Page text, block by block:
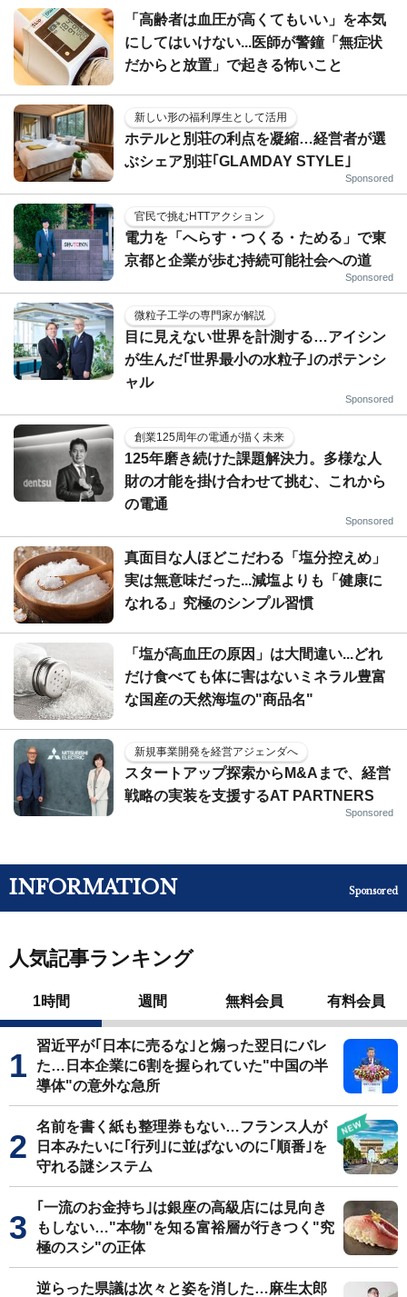
「高齢者は血圧が高くてもいい」を本気
にしてはいけない...医師が警鐘「無症状
だからと放置」で起きる怖いこと
新しい形の福利厚生として活用
ホテルと別荘の利点を凝縮…経営者が選
ぶシェア別荘｢GLAMDAY STYLE｣
Sponsored
官民で挑むHTTアクション
電力を「へらす・つくる・ためる」で東
京都と企業が歩む持続可能社会への道
Sponsored
微粒子工学の専門家が解説
目に見えない世界を計測する…アイシン
が生んだ｢世界最小の水粒子｣のポテンシ
ャル
Sponsored
創業125周年の電通が描く未来
125年磨き続けた課題解決力。多様な人
財の才能を掛け合わせて挑む、これから
の電通
Sponsored
真面目な人ほどこだわる「塩分控えめ」
実は無意味だった...減塩よりも「健康に
なれる」究極のシンプル習慣
「塩が高血圧の原因」は大間違い...どれ
だけ食べても体に害はないミネラル豊富
な国産の天然海塩の"商品名"
新規事業開発を経営アジェンダへ
スタートアップ探索からM&Aまで、経営
戦略の実装を支援するAT PARTNERS
Sponsored
INFORMATION Sponsored
人気記事ランキング
1時間 週間 無料会員 有料会員
習近平が｢日本に売るな｣と煽った翌日にバレ
た…日本企業に6割を握られていた"中国の半
導体"の意外な急所
名前を書く紙も整理券もない…フランス人が
日本みたいに｢行列｣に並ばないのに｢順番｣を
守れる謎システム
｢一流のお金持ち｣は銀座の高級店には見向き
もしない…"本物"を知る富裕層が行きつく"究
極のスシ"の正体
逆らった県議は次々と姿を消した…麻生太郎